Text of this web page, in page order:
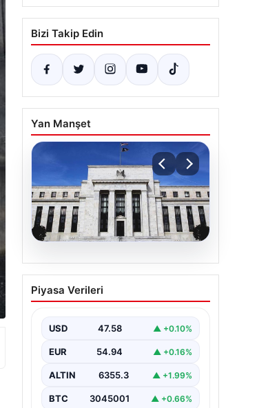
Bizi Takip Edin
Yan Manşet
04.08.2026
Fed faizi sabit tuttu
Piyasa Verileri
USD 47.58 ▲ +0.10%
EUR 54.94 ▲ +0.16%
ALTIN 6355.3 ▲ +1.99%
BTC 3045001 ▲ +0.66%